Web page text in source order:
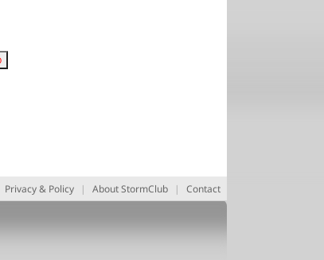
Privacy & Policy | About StormClub | Contact